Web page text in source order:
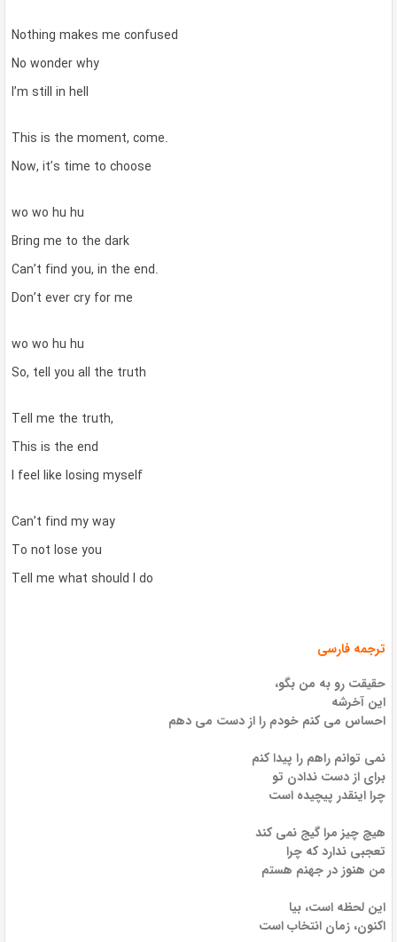
Nothing makes me confused
No wonder why
I’m still in hell
This is the moment, come.
Now, it’s time to choose
wo wo hu hu
Bring me to the dark
Can’t find you, in the end.
Don’t ever cry for me
wo wo hu hu
So, tell you all the truth
Tell me the truth,
This is the end
I feel like losing myself
Can’t find my way
To not lose you
Tell me what should I do
ترجمه فارسی
حقیقت رو به من بگو،
این آخرشه
احساس می کنم خودم را از دست می دهم
نمی توانم راهم را پیدا کنم
برای از دست ندادن تو
چرا اینقدر پیچیده است
هیچ چیز مرا گیج نمی کند
تعجبی ندارد که چرا
من هنوز در جهنم هستم
این لحظه است، بیا
اکنون، زمان انتخاب است